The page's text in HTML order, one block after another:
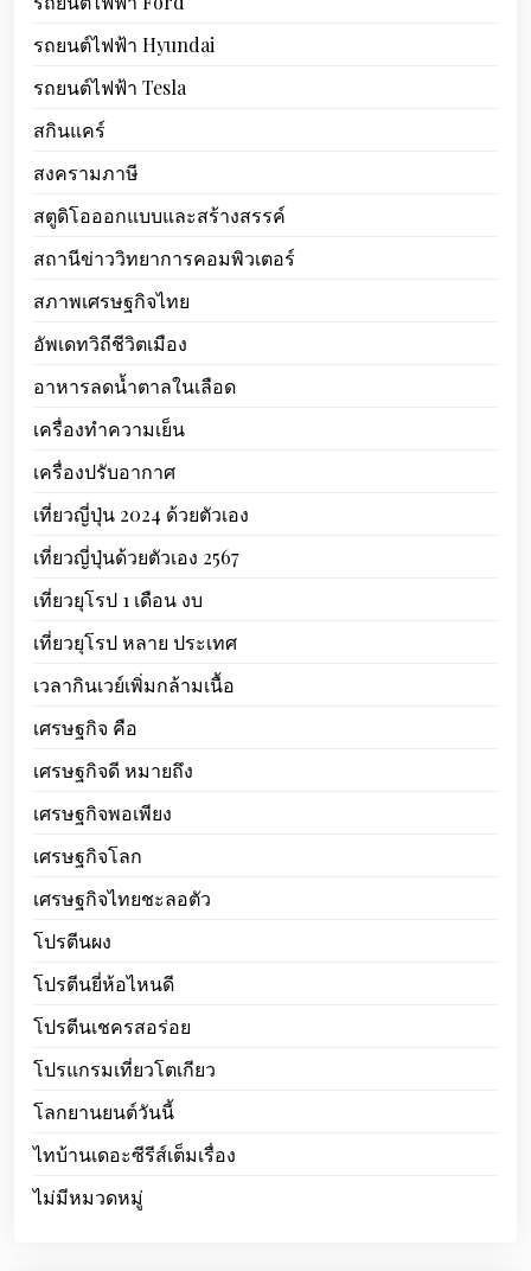
รถยนต์ไฟฟ้า Hyundai
รถยนต์ไฟฟ้า Tesla
สกินแคร์
สงครามภาษี
สตูดิโอออกแบบและสร้างสรรค์
สถานีข่าววิทยาการคอมพิวเตอร์
สภาพเศรษฐกิจไทย
อัพเดทวิถีชีวิตเมือง
อาหารลดน้ำตาลในเลือด
เครื่องทำความเย็น
เครื่องปรับอากาศ
เที่ยวญี่ปุ่น 2024 ด้วยตัวเอง
เที่ยวญี่ปุ่นด้วยตัวเอง 2567
เที่ยวยุโรป 1 เดือน งบ
เที่ยวยุโรป หลาย ประเทศ
เวลากินเวย์เพิ่มกล้ามเนื้อ
เศรษฐกิจ คือ
เศรษฐกิจดี หมายถึง
เศรษฐกิจพอเพียง
เศรษฐกิจโลก
เศรษฐกิจไทยชะลอตัว
โปรตีนผง
โปรตีนยี่ห้อไหนดี
โปรตีนเชครสอร่อย
โปรแกรมเที่ยวโตเกียว
โลกยานยนต์วันนี้
ไทบ้านเดอะซีรีส์เต็มเรื่อง
ไม่มีหมวดหมู่